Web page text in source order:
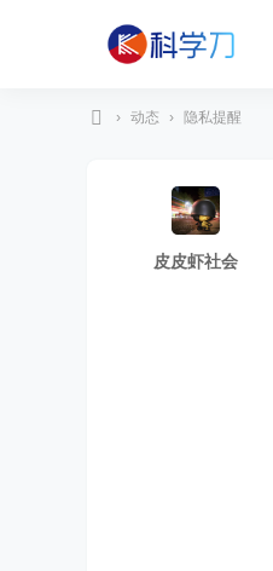
› 动态 › 隐私提醒
皮皮虾社会